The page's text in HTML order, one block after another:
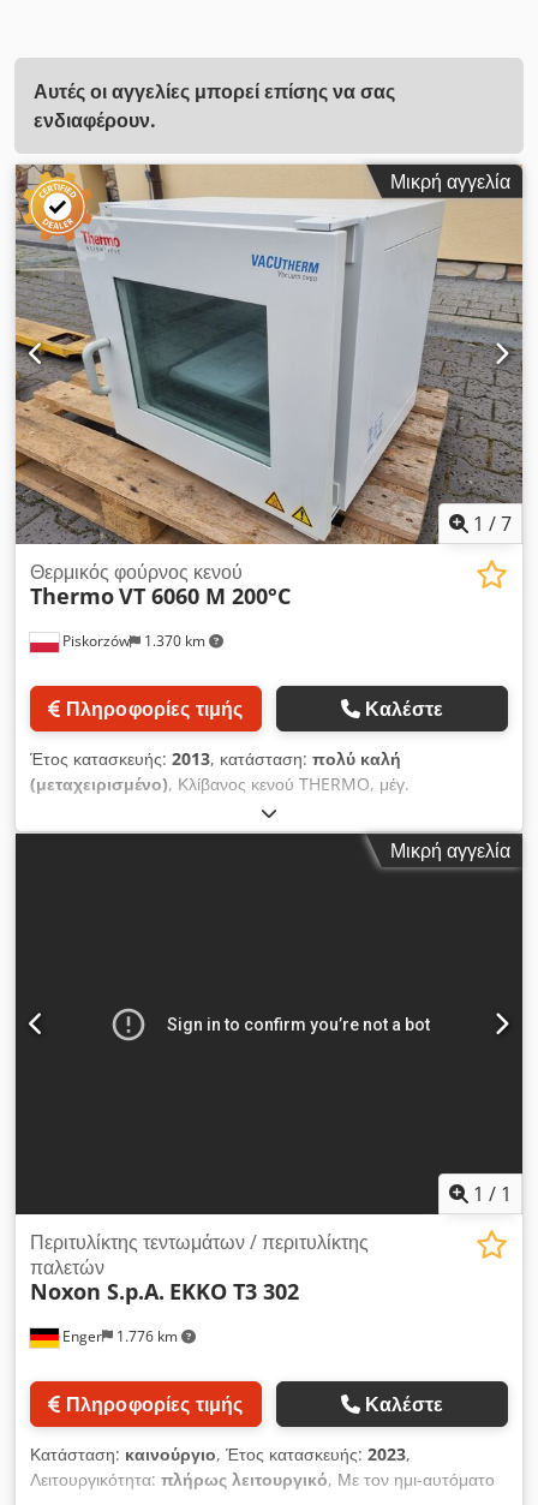
Αυτές οι αγγελίες μπορεί επίσης να σας
ενδιαφέρουν.
Μικρή αγγελία
1 /7
Piskorzów 1.370 km
Θερμικός φούρνος κενού
ThermoVT 6060 M 200°C
Πληροφορίες τιμής Καλέστε
Έτος κατασκευής: 2013, κατάσταση: πολύ καλή
(μεταχειρισμένο), Κλίβανος κενού THERMO, μέγ.
θερμοκρασία 200°C Dcsdpfx Aiexcb H Uo Rek
Μικρή αγγελία
1 / 1
Enger 1.776 km
Περιτυλίκτης τεντωμάτων / περιτυλίκτης
παλετών
Noxon S.p.A. EKKO T3 302
Πληροφορίες τιμής Καλέστε
Κατάσταση: καινούργιο, Έτος κατασκευής: 2023,
Λειτουργικότητα: πλήρως λειτουργικό, Με τον ημι-αυτόματο